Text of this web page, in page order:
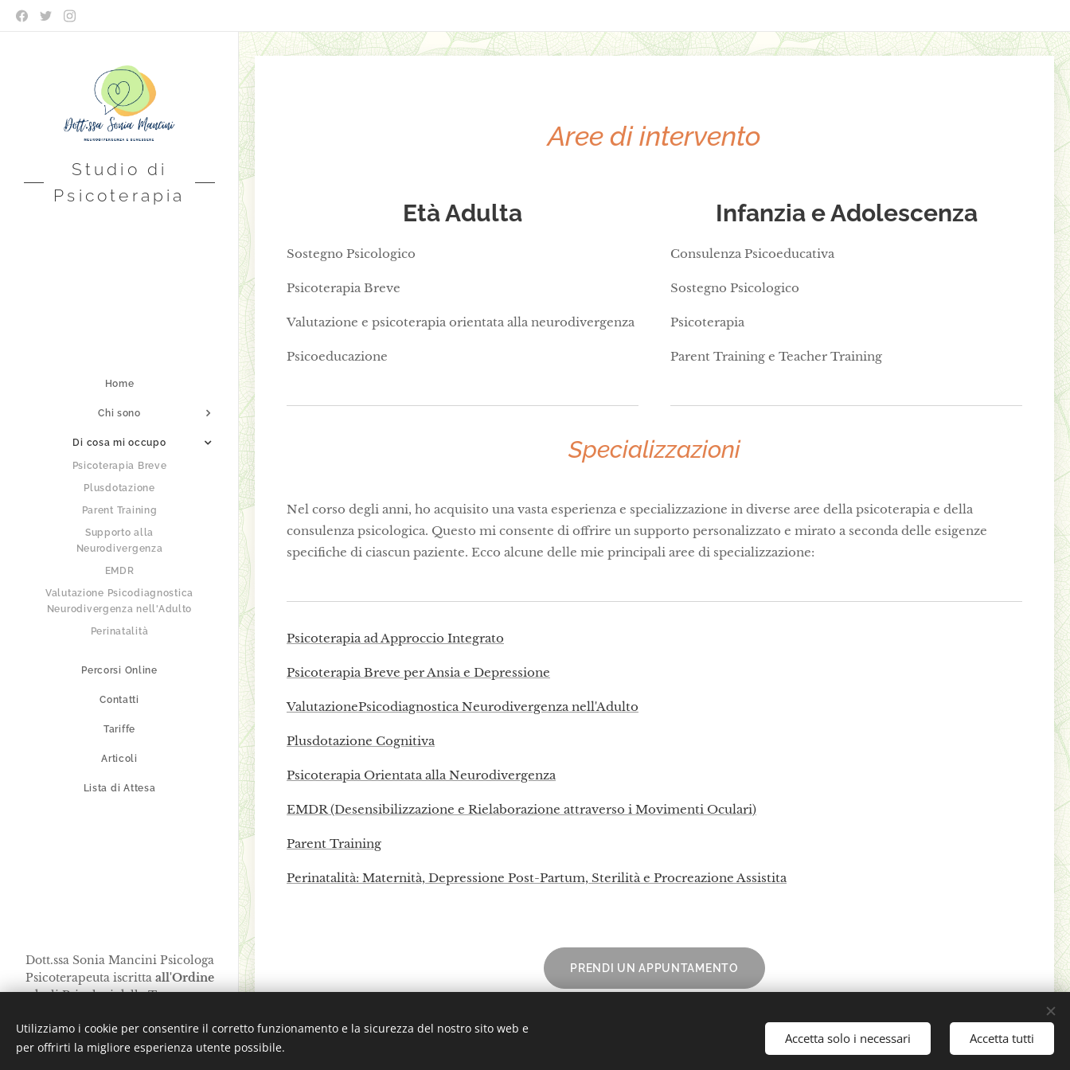
Studio di
Psicoterapia
Home
Chi sono
Di cosa mi occupo
Psicoterapia Breve
Plusdotazione
Parent Training
Supporto alla
Neurodivergenza
EMDR
Valutazione Psicodiagnostica
Neurodivergenza nell'Adulto
Perinatalità
Percorsi Online
Contatti
Tariffe
Articoli
Lista di Attesa
Aree di intervento
Età Adulta
Sostegno Psicologico
Psicoterapia Breve
Valutazione e psicoterapia orientata alla neurodivergenza
Psicoeducazione
Infanzia e Adolescenza
Consulenza Psicoeducativa
Sostegno Psicologico
Psicoterapia
Parent Training e Teacher Training
Specializzazioni
Nel corso degli anni, ho acquisito una vasta esperienza e specializzazione in diverse aree della psicoterapia e della
consulenza psicologica. Questo mi consente di offrire un supporto personalizzato e mirato a seconda delle esigenze
specifiche di ciascun paziente. Ecco alcune delle mie principali aree di specializzazione:
Psicoterapia ad Approccio Integrato
Psicoterapia Breve per Ansia e Depressione
ValutazionePsicodiagnostica Neurodivergenza nell'Adulto
Plusdotazione Cognitiva
Psicoterapia Orientata alla Neurodivergenza
EMDR (Desensibilizzazione e Rielaborazione attraverso i Movimenti Oculari)
Parent Training
Perinatalità: Maternità, Depressione Post-Partum, Sterilità e Procreazione Assistita
PRENDI UN APPUNTAMENTO
Dott.ssa Sonia Mancini Psicologa
Psicoterapeuta iscritta all'Ordine
degli Psicologi della Toscana n.
Creato con
Utilizziamo i cookie per consentire il corretto funzionamento e la sicurezza del nostro sito web e
per offrirti la migliore esperienza utente possibile.
Accetta solo i necessari Accetta tutti